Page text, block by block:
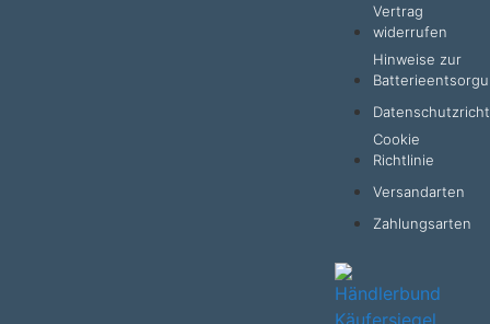
Vertrag
widerrufen
Hinweise zur
Cookie
Richtlinie
Versandarten
Zahlungsarten